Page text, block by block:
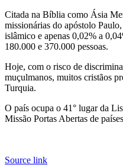
Citada na Bíblia como Ásia
missionárias do apóstolo
islâmico e apenas 0,02% a
180.000 e 370.000 pessoas.
Hoje, com o risco de
muçulmanos, muitos cristãos
Turquia.
O país ocupa o 41° lugar da
Missão Portas Abertas de
Source link